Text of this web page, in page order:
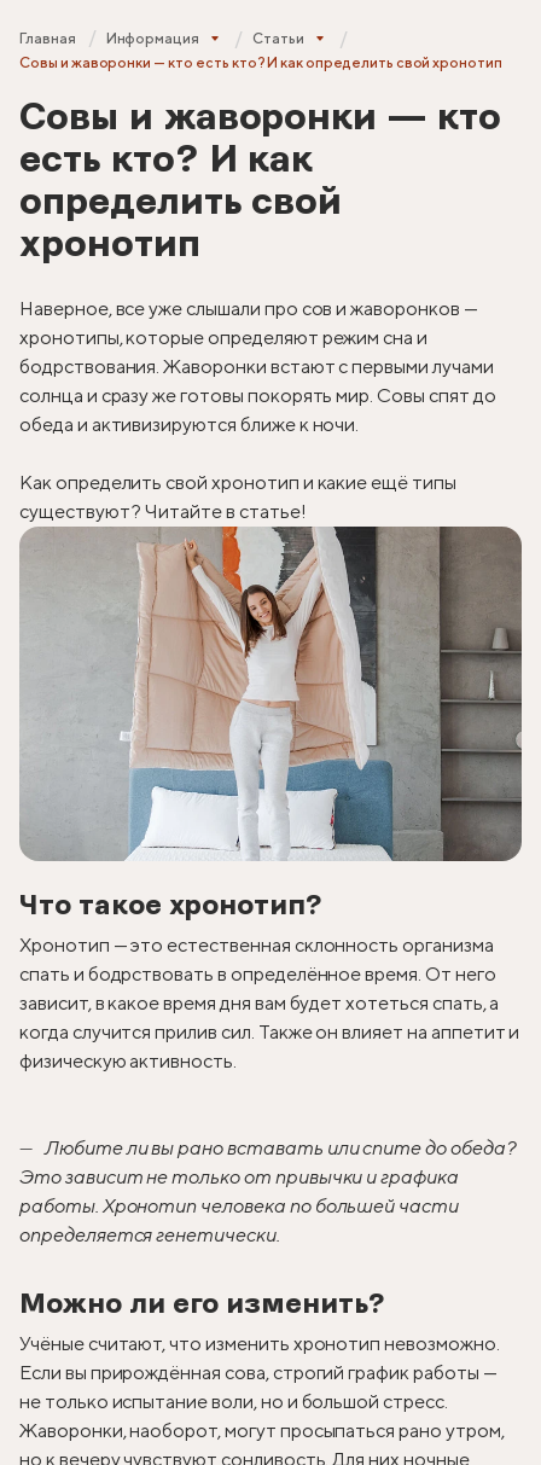
Главная Информация
Статьи
Совы и жаворонки — кто есть кто? И как определить свой хронотип
Совы и жаворонки — кто
есть кто? И как
определить свой
хронотип
Наверное, все уже слышали про сов и жаворонков —
хронотипы, которые определяют режим сна и
бодрствования. Жаворонки встают с первыми лучами
солнца и сразу же готовы покорять мир. Совы спят до
обеда и активизируются ближе к ночи.
Как определить свой хронотип и какие ещё типы
существуют? Читайте в статье!
Что такое хронотип?
Хронотип — это естественная склонность организма
спать и бодрствовать в определённое время. От него
зависит, в какое время дня вам будет хотеться спать, а
когда случится прилив сил. Также он влияет на аппетит и
физическую активность.
Любите ли вы рано вставать или спите до обеда?
Это зависит не только от привычки и графика
работы. Хронотип человека по большей части
определяется генетически.
Можно ли его изменить?
Учёные считают, что изменить хронотип невозможно.
Если вы прирождённая сова, строгий график работы —
не только испытание воли, но и большой стресс.
Жаворонки, наоборот, могут просыпаться рано утром,
но к вечеру чувствуют сонливость. Для них ночные